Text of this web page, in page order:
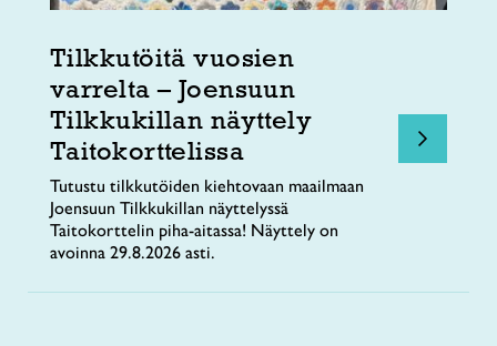
Tilkkutöitä vuosien
varrelta – Joensuun
Tilkkukillan näyttely
Taitokorttelissa
Tutustu tilkkutöiden kiehtovaan maailmaan
Joensuun Tilkkukillan näyttelyssä
Taitokorttelin piha-aitassa! Näyttely on
avoinna 29.8.2026 asti.